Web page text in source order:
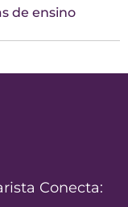
de ensino
Conecta: